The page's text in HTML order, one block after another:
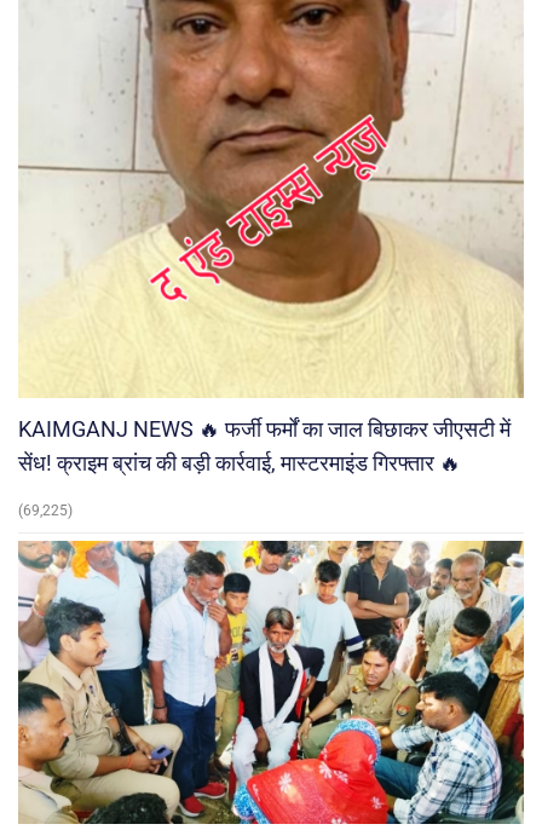
KAIMGANJ NEWS 🔥 फर्जी फर्मों का जाल बिछाकर जीएसटी में
सेंध! क्राइम ब्रांच की बड़ी कार्रवाई, मास्टरमाइंड गिरफ्तार 🔥
(69,225)